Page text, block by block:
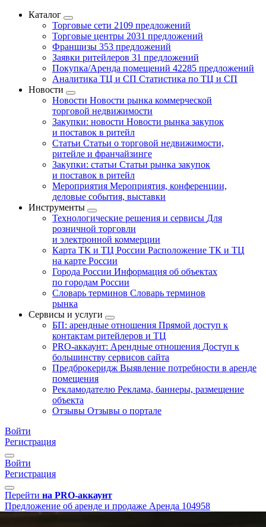
Каталог
Торговые сети 2109 предложений
Торговые центры 2031 предложений
Франшизы 353 предложений
Заявки ритейлеров 31 предложений
Покупка/Аренда помещений 42285 предложений
Аналитика ТЦ и СП Статистика по ТЦ и СП
Новости
Новости Новости рынка коммерческой
торговой недвижимости
Закупки: новости Новости рынка закупок
и поставок в ритейл
Статьи Статьи о торговой недвижимости,
ритейле и франчайзинге
Закупки: статьи Статьи рынка закупок
и поставок в ритейл
Мероприятия Мероприятия, конференции,
деловые события, выставки
Инструменты
Технологические решения и сервисы Для
розничной торговли
и электронной коммерции
Карта ТК и ТЦ России Расположение ТК и ТЦ
на карте России
Города России Информация об объектах
по городам России
Словарь терминов Словарь терминов
рынка
Сервисы и услуги
БП: арендные отношения Прямой доступ к
контактам ритейлеров и ТЦ
PRO-аккаунт: Арендные отношения Доступ к
большинству сервисов сайта
Предброкеридж Выявление потребности в аренде
помещения
Рекламодателю Реклама, баннеры, размещение
объекта
Отзывы Отзывы о портале
Войти
Регистрация
Войти
Регистрация
Перейти на PRO-аккаунт
Предложение об аренде и продаже Аренда 104958